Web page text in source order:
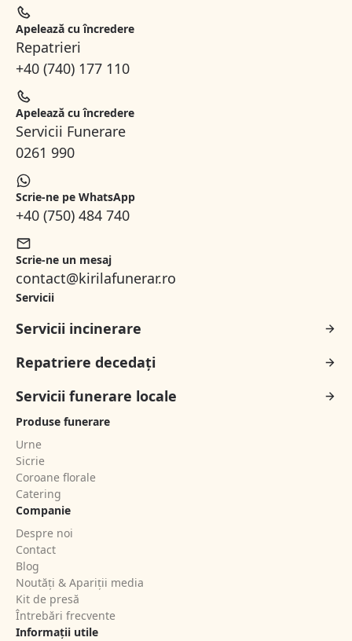
Apelează cu încredere
Repatrieri
+40 (740) 177 110
Apelează cu încredere
Servicii Funerare
0261 990
Scrie-ne pe WhatsApp
+40 (750) 484 740
Scrie-ne un mesaj
contact@kirilafunerar.ro
Servicii
Servicii incinerare
Repatriere decedați
Servicii funerare locale
Produse funerare
Urne
Sicrie
Coroane florale
Catering
Companie
Despre noi
Contact
Blog
Noutăți & Apariții media
Kit de presă
Întrebări frecvente
Informații utile